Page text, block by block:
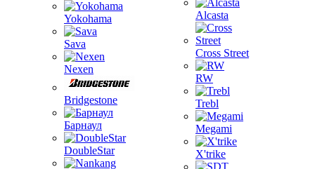
Yokohama
Sava
Nexen
Bridgestone
Барнаул
DoubleStar
Alcasta
Cross Street
RW
Trebl
Megami
X'trike